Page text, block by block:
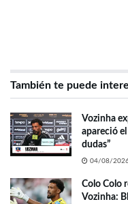
También te puede
Vozinha
apareció
dudas”
04/08/
Colo Colo
Vozinha: